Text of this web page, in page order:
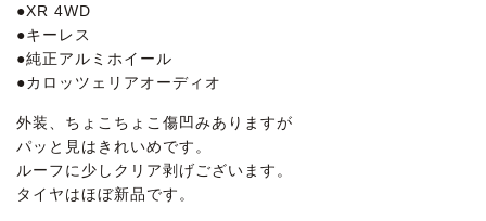
●XR 4WD
●キーレス
●純正アルミホイール
●カロッツェリアオーディオ
外装、ちょこちょこ傷凹みありますが
パッと見はきれいめです。
ルーフに少しクリア剥げございます。
タイヤはほぼ新品です。